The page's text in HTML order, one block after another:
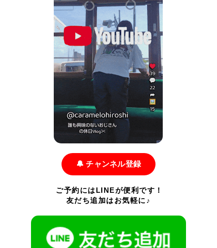
🔔 チャンネル登録
ご予約にはLINEが便利です！
友だち追加はお気軽に♪